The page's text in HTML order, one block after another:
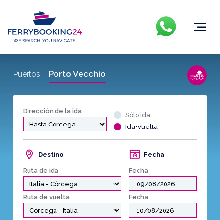
Dirección de la ida
Sólo ida
Ida+Vuelta
Destino
Ruta de ida
Fecha
Fecha
Ruta de vuelta Fecha
Puertos: Porto Vecchio